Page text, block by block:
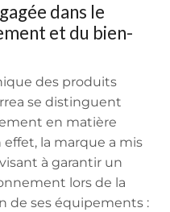
dans le
et du bien-
des produits
se distinguent
en matière
effet, la marque a mis
à garantir un
lors de la
de ses équipements :